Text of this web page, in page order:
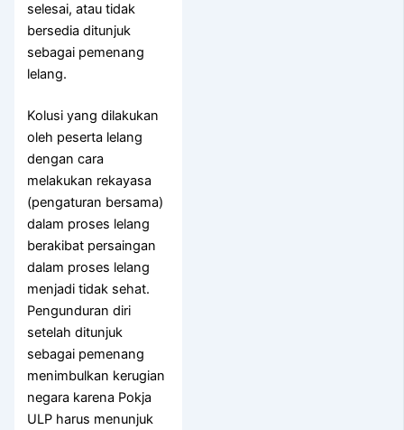
selesai, atau tidak
bersedia ditunjuk
sebagai pemenang
lelang.
Kolusi yang dilakukan
oleh peserta lelang
dengan cara
melakukan rekayasa
(pengaturan bersama)
dalam proses lelang
berakibat persaingan
dalam proses lelang
menjadi tidak sehat.
Pengunduran diri
setelah ditunjuk
sebagai pemenang
menimbulkan kerugian
negara karena Pokja
ULP harus menunjuk